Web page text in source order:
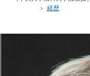
経歴